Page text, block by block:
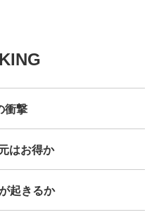
衝撃
はお得か
起きるか